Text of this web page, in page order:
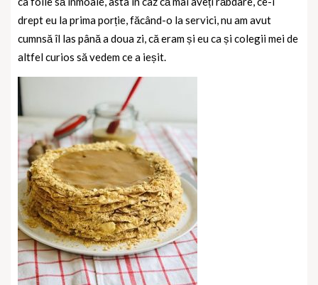
drept eu la prima porție, făcând-o la servici, nu am avut
cumnsă îl las până a doua zi, că eram și eu ca și colegii mei de
altfel curios să vedem ce a ieșit.